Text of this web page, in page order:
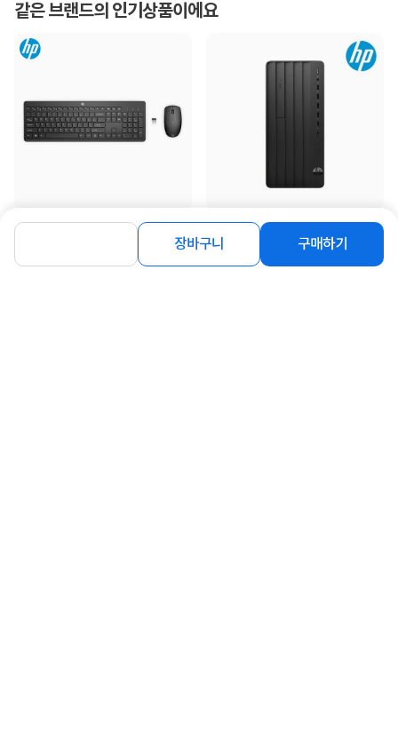
장바구니 구매하기
같은 브랜드의 인기상품이에요
[HP] 무선 데스크탑 세트, HP 235 한영
14% 25,500원
[HP] 프로타워 280 G9R C2FJ7AT
(i5-14500/8GB/512GB/350W/FD)
[기본제품]★오직 컴...
5% 1,093,000원